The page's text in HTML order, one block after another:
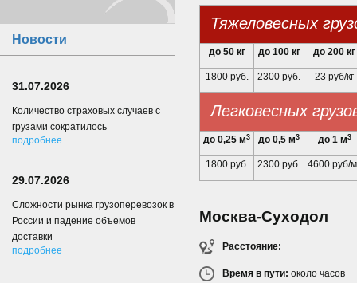
Тяжеловесных
до 50 кг до 100 кг до 200 кг
1800 руб. 2300 руб. 23 руб/кг
Легковесных
до 0,25 м3 до 0,5 м3 до 1 м3
1800 руб. 2300 руб. 4600 руб/м
Москва-Суходол
Расстояние:
Время в пути: около часов
Новости
31.07.2026
Количество страховых случаев с
грузами сократилось
подробнее
29.07.2026
Сложности рынка грузоперевозок в
России и падение объемов
доставки
подробнее